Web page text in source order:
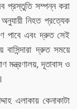
প্রস্তুতি সম্পন্ন করা
নিহত প্রত্যেক
পাবে এবং দ্রুত সেই
বাসিন্দারা দ্রুত সময়ে
মন্ত্রণালয়, দূতাবাস ও
এলাকায় কেনাকাটা